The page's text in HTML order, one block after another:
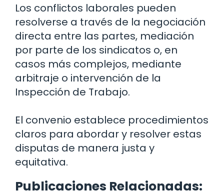
Los conflictos laborales pueden
resolverse a través de la negociación
directa entre las partes, mediación
por parte de los sindicatos o, en
casos más complejos, mediante
arbitraje o intervención de la
Inspección de Trabajo.
El convenio establece procedimientos
claros para abordar y resolver estas
disputas de manera justa y
equitativa.
Publicaciones Relacionadas: